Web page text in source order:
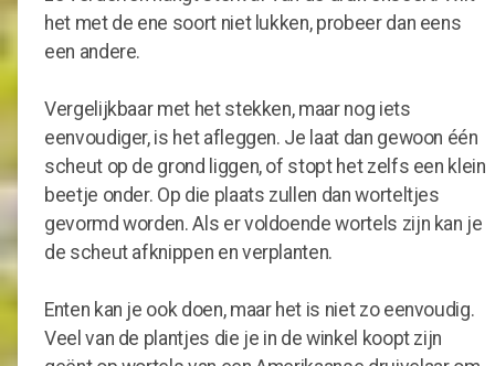
het met de ene soort niet lukken, probeer dan eens
een andere.
Vergelijkbaar met het stekken, maar nog iets
eenvoudiger, is het afleggen. Je laat dan gewoon één
scheut op de grond liggen, of stopt het zelfs een klein
beetje onder. Op die plaats zullen dan worteltjes
gevormd worden. Als er voldoende wortels zijn kan je
de scheut afknippen en verplanten.
Enten kan je ook doen, maar het is niet zo eenvoudig.
Veel van de plantjes die je in de winkel koopt zijn